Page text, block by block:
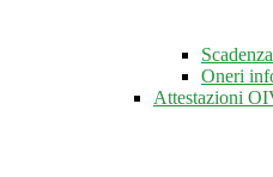
Oneri
Attestazioni